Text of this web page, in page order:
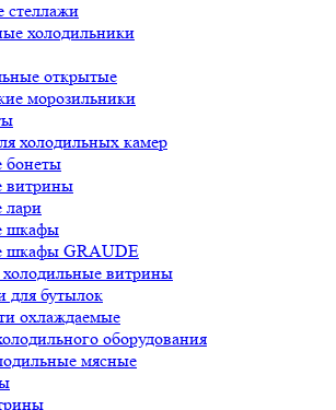
стеллажи
холодильники
открытые
морозильники
холодильных камер
бонеты
витрины
лари
шкафы
шкафы GRAUDE
витрины
для бутылок
охлаждаемые
оборудования
мясные